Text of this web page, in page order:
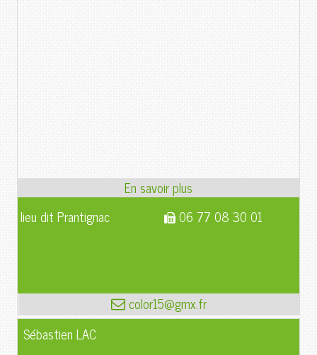
lieu dit Prantignac 06 77 08 30 01
color15@gmx.fr
Sébastien LAC